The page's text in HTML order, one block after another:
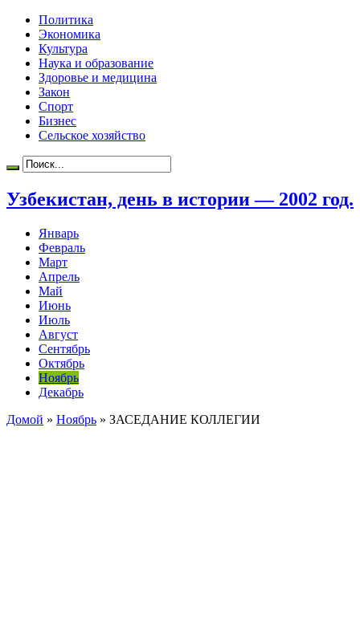
Политика
Экономика
Культура
Наука и образование
Здоровье и медицина
Закон
Спорт
Бизнес
Сельское хозяйство
Узбекистан, день в истории — 2002 год.
Январь
Февраль
Март
Апрель
Май
Июнь
Июль
Август
Сентябрь
Октябрь
Ноябрь
Декабрь
Домой » Ноябрь » ЗАСЕДАНИЕ КОЛЛЕГИИ